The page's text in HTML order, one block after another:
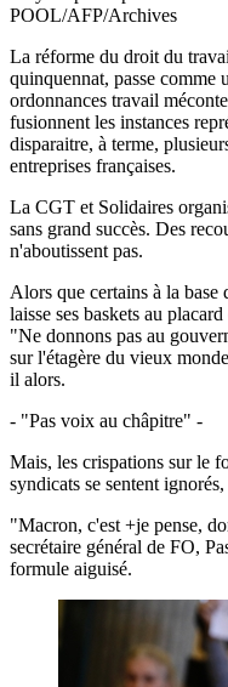
POOL/AFP/Archives
La réforme du droit du
quinquennat, passe comme
ordonnances travail
fusionnent les instances
disparaitre, à terme,
entreprises françaises.
La CGT et Solidaires
sans grand succès. Des
n'aboutissent pas.
Alors que certains à la
laisse ses baskets au
"Ne donnons pas au
sur l'étagère du vieux
il alors.
- "Pas voix au châpitre" -
Mais, les crispations sur le
syndicats se sentent
"Macron, c'est +je pense,
secrétaire général de FO,
formule aiguisé.